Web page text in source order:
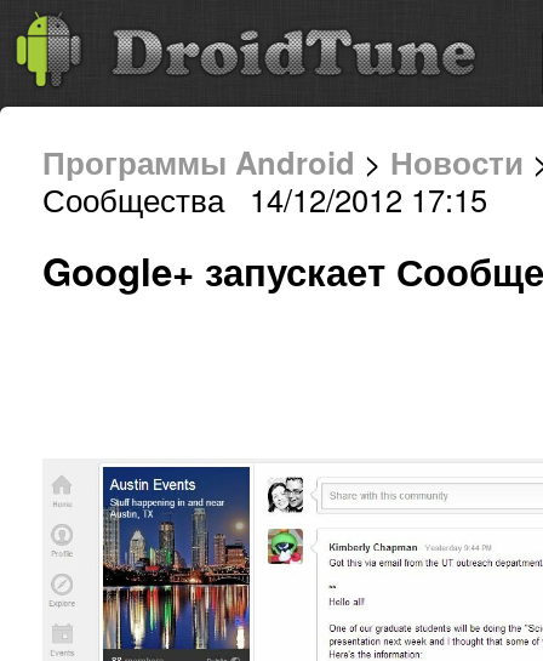
Программы Android > Новости
Сообщества 14/12/2012 17:15
Google+ запускает